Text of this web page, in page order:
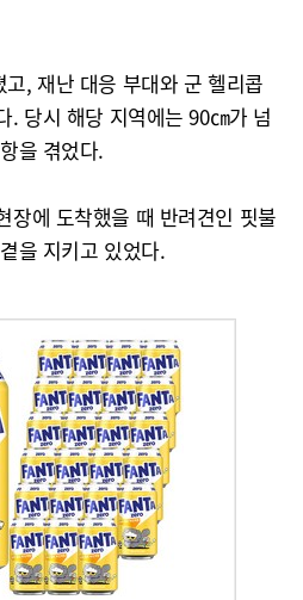
, 재난 대응 부대와 군 헬리콥
. 당시 해당 지역에는 90㎝가 넘
을 겪었다.
장에 도착했을 때 반려견인 핏불
을 지키고 있었다.